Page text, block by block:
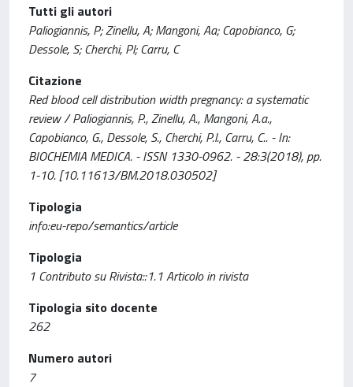
Tutti gli autori
Paliogiannis, P; Zinellu, A; Mangoni, Aa; Capobianco, G;
Dessole, S; Cherchi, Pl; Carru, C
Citazione
Red blood cell distribution width pregnancy: a systematic
review / Paliogiannis, P., Zinellu, A., Mangoni, A.a.,
Capobianco, G., Dessole, S., Cherchi, P.l., Carru, C.. - In:
BIOCHEMIA MEDICA. - ISSN 1330-0962. - 28:3(2018), pp.
1-10. [10.11613/BM.2018.030502]
Tipologia
info:eu-repo/semantics/article
Tipologia
1 Contributo su Rivista::1.1 Articolo in rivista
Tipologia sito docente
262
Numero autori
7